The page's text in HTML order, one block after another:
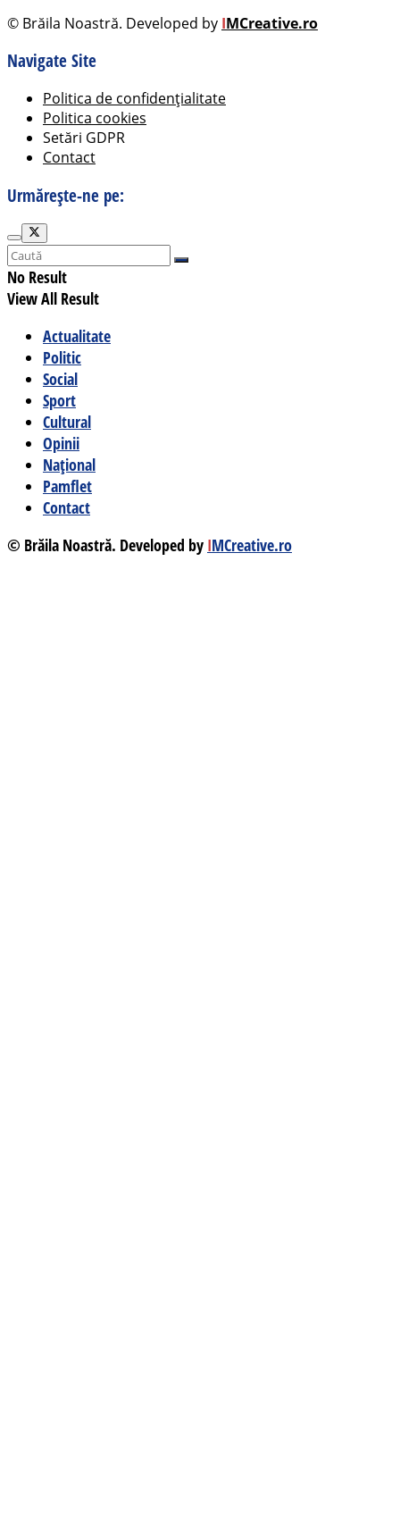
© Brăila Noastră. Developed by IMCreative.ro
Navigate Site
Politica de confidențialitate
Politica cookies
Setări GDPR
Contact
Urmărește-ne pe:
No Result
View All Result
Actualitate
Politic
Social
Sport
Cultural
Opinii
Național
Pamflet
Contact
© Brăila Noastră. Developed by IMCreative.ro